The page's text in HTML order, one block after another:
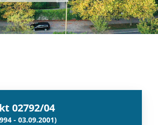
02792/04
- 03.09.2001)